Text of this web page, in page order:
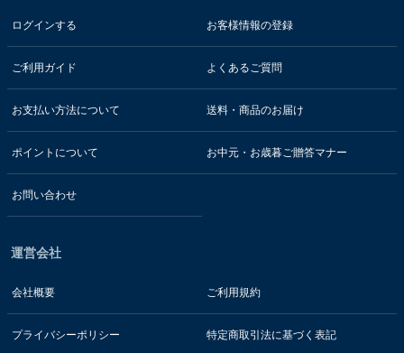
ログインする お客様情報の登録
ご利用ガイド よくあるご質問
お支払い方法について 送料・商品のお届け
ポイントについて お中元・お歳暮ご贈答マナー
お問い合わせ
運営会社
会社概要 ご利用規約
プライバシーポリシー 特定商取引法に基づく表記